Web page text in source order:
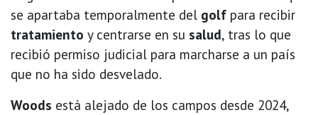
se apartaba temporalmente del golf para recibir
tratamiento y centrarse en su salud, tras lo que
recibió permiso judicial para marcharse a un país
que no ha sido desvelado.
Woods está alejado de los campos desde 2024,